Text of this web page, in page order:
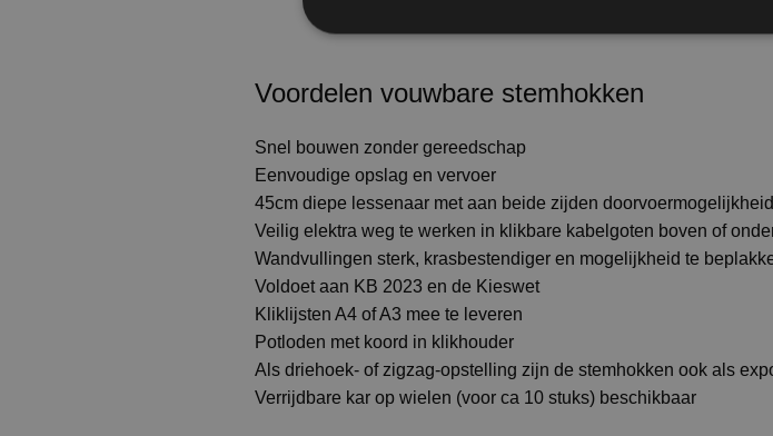
Voordelen vouwbare stemhokken
Snel bouwen zonder gereedschap
Eenvoudige opslag en vervoer
45cm diepe lessenaar met aan beide zijden
Veilig elektra weg te werken in klikbare kabelgoten boven of
Wandvullingen sterk, krasbestendiger en mogelijkheid te
Voldoet aan KB 2023 en de Kieswet
Kliklijsten A4 of A3 mee te leveren
Potloden met koord in klikhouder
Als driehoek- of zigzag-opstelling zijn de stemhokken ook als
Verrijdbare kar op wielen (voor ca 10 stuks) beschikbaar